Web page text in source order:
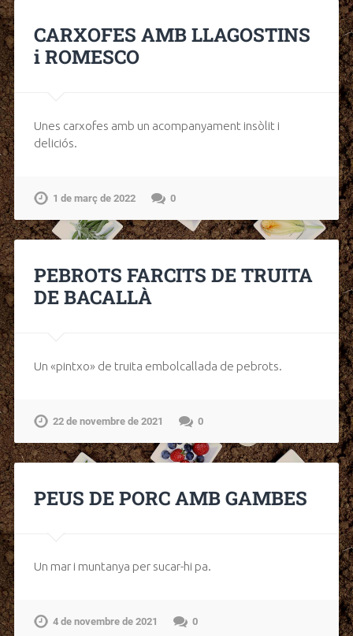
CARXOFES AMB LLAGOSTINS
i ROMESCO
Unes carxofes amb un acompanyament insòlit i
deliciós.
1 de març de 2022 0
PEBROTS FARCITS DE TRUITA
DE BACALLÀ
Un «pintxo» de truita embolcallada de pebrots.
22 de novembre de 2021 0
PEUS DE PORC AMB GAMBES
Un mar i muntanya per sucar-hi pa.
4 de novembre de 2021 0